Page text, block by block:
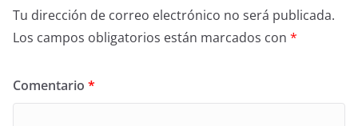
Tu dirección de correo electrónico no será publicada.
Los campos obligatorios están marcados con *
Comentario *